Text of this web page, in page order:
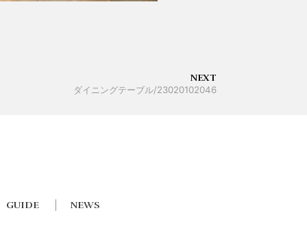
NEXT
ダイニングテーブル/23020102046
GUIDE NEWS